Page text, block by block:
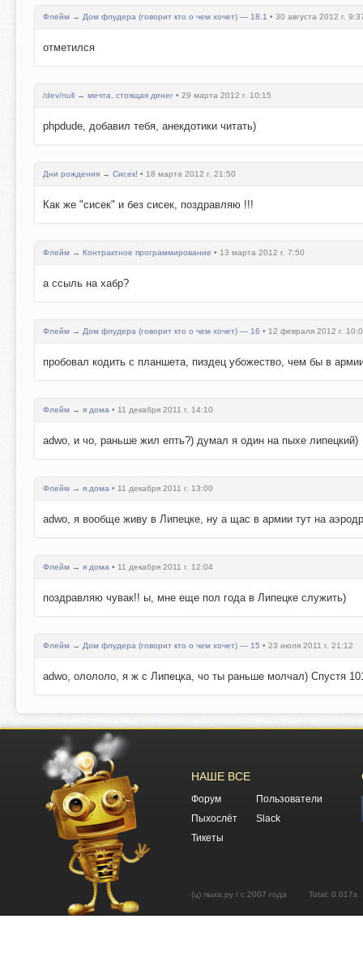
Флейм → Дом флудера (говорит кто о чем хочет) — 18.1 • 30 августа 2012 г.
отметился
/dev/null → мечта, стоящая денег • 29 марта 2012 г. 10:15
phpdude, добавил тебя, анекдотики читать)
Дни рождения → Сисек! • 18 марта 2012 г. 21:50
Как же "сисек" и без сисек, поздравляю !!!
Флейм → Контрактное программирование • 13 марта 2012 г. 7:50
а ссыль на хабр?
Флейм → Дом флудера (говорит кто о чем хочет) — 16 • 12 февраля 2012 г.
пробовал кодить с планшета, пиздец убожество, чем бы в
Флейм → я дома • 11 декабря 2011 г. 14:10
adwo, и чо, раньше жил епть?) думал я один на пыхе липецкий)
Флейм → я дома • 11 декабря 2011 г. 13:00
adwo, я вообще живу в Липецке, ну а щас в армии тут на
Флейм → я дома • 11 декабря 2011 г. 12:04
поздравляю чувак!! ы, мне еще пол года в Липецке служить)
Флейм → Дом флудера (говорит кто о чем хочет) — 15 • 23 июля 2011 г. 21:12
adwo, олололо, я ж с Липецка, чо ты раньше молчал) Спустя
НАШЕ ВСЕ
Форум
Пользователи
Пыхослёт
Slack
Тикеты
(ц) пыха.ру / с 2007 года Total: